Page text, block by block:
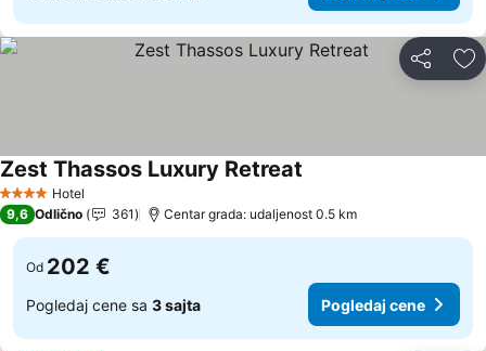
Deli
4 ZvezdiceHotel
Zest Thassos Luxury Retreat
9,6 Odlično 361 Centar grada: udaljenost 0.5 km
Od 202 €
Pogledaj cene sa 3 sajta Pogledaj cene